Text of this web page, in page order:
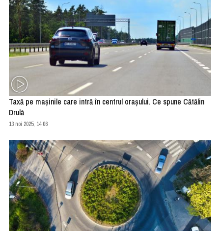
Taxă pe maşinile care intră în centrul oraşului. Ce spune Cătălin
Drulă
13 noi 2025, 14:06